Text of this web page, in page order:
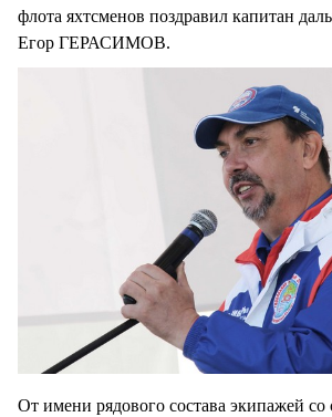
флота яхтсменов поздравил капитан
Егор ГЕРАСИМОВ.
От имени рядового состава экипажей со